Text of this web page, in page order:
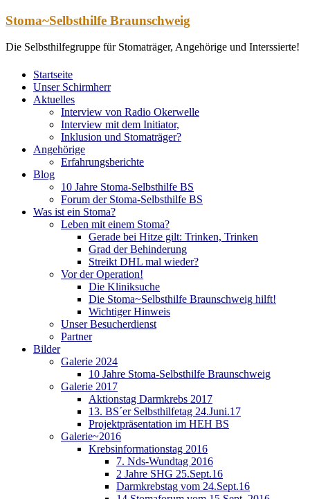
Zum
springen
Stoma~Selbsthilfe Braunschweig
Die Selbsthilfegruppe für Stomaträger, Angehörige und Interssierte!
Startseite
Unser Schirmherr
Aktuelles
Interview von Radio Okerwelle
Interview mit dem Initiator,
Inklusion und Stomaträger?
Angehörige
Erfahrungsberichte
Blog
10 Jahre Stoma-Selbsthilfe BS
Forum der Stoma-Selbsthilfe BS
Was ist ein Stoma?
Leben mit einem Stoma?
Gerade bei Hitze gilt: Trinken, Trinken
Grad der Behinderung
Streikt DHL mal wieder?
Vor der Operation!
Die Kliniksuche
Die Stoma~Selbsthilfe Braunschweig hilft!
Wichtiger Hinweis
Unser Besucherdienst
Partner
Bilder
Galerie 2024
10 Jahre Stoma-Selbsthilfe Braunschweig
Galerie 2017
Aktionstag Darmkrebs 2017
13. BS´er Selbsthilfetag 24.Juni.17
Projektpräsentation im HEH BS
Galerie~2016
Krebsinformationstag 2016
7. Nds-Wundtag 2016
2 Jahre SHG 25.Sept.16
Darmkrebstag vom 24.Sept.16